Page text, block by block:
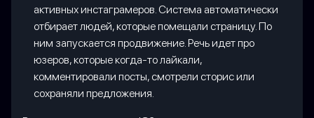
активных инстаграмеров. Система автоматически
отбирает людей, которые помещали страницу. По
ним запускается продвижение. Речь идет про
юзеров, которые когда-то лайкали,
комментировали посты, смотрели сторис или
сохраняли предложения.